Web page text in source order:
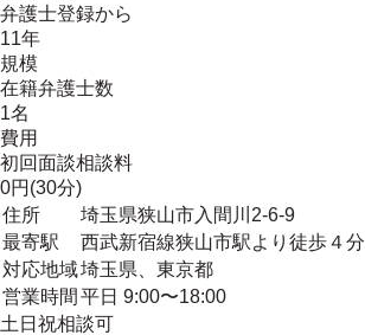
弁護士登録から
11年
規模
在籍弁護士数
1名
費用
初回面談相談料
0円(30分)
住所
埼玉県狭山市入間川2-6-9
最寄駅
西武新宿線狭山市駅より徒歩４分
対応地域埼玉県、東京都
営業時間 平日 9:00〜18:00
土日祝相談可